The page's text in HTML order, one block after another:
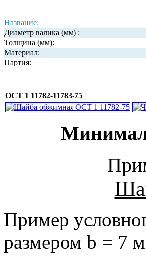
Название:
Диаметр валика (мм) :
Толщина (мм):
Материал:
Партия:
ОСТ 1 11782-11783-75
Пример
размером b = 7